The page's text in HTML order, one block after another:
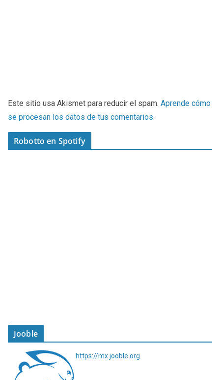
Este sitio usa Akismet para reducir el spam. Aprende cómo
se procesan los datos de tus comentarios.
Robotto en Spotify
Jooble
https://mx.jooble.org